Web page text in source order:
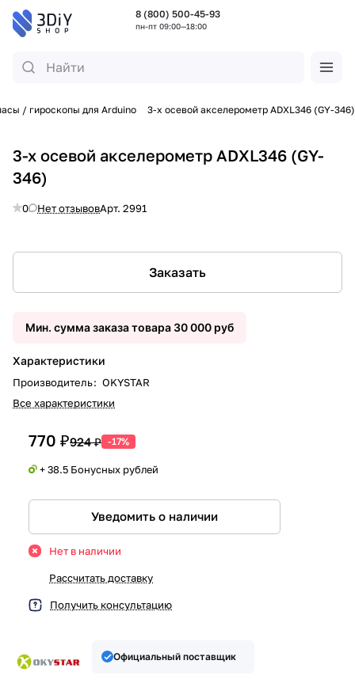
8 (800) 500-45-93
пн-пт 09:00—18:00
/ гироскопы для Arduino 3-х осевой акселерометр ADXL346 (GY-346)
3-х осевой акселерометр ADXL346 (GY-
346)
0 Нет отзывовАрт. 2991
Заказать
Мин. сумма заказа товара 30 000 руб
Характеристики
Производитель: OKYSTAR
Все характеристики
770 ₽924 ₽ -17%
+ 38.5 Бонусных рублей
Уведомить о наличии
Нет в наличии
Рассчитать доставку
Получить консультацию
Официальный поставщик